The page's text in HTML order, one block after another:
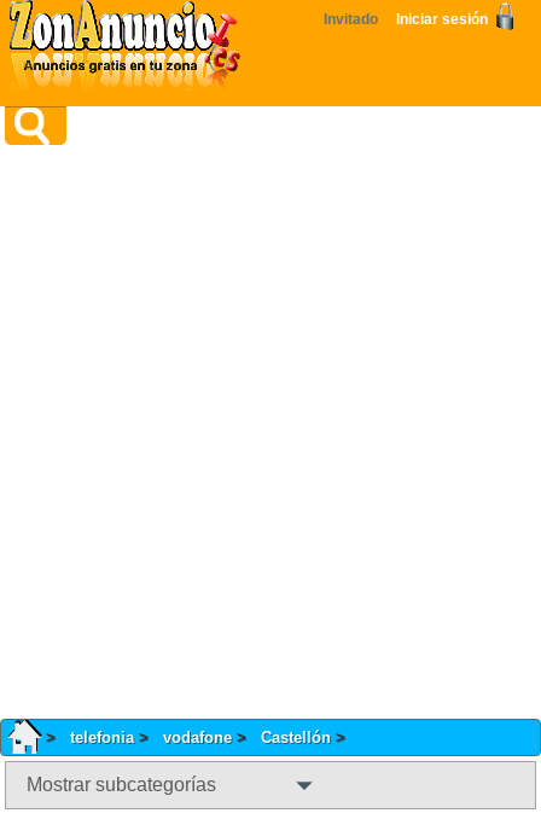
Invitado Iniciar sesión
telefonia vodafone Castellón
Mostrar subcategorías